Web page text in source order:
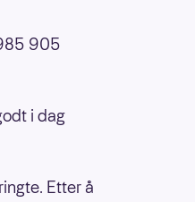
905
i dag
Etter å